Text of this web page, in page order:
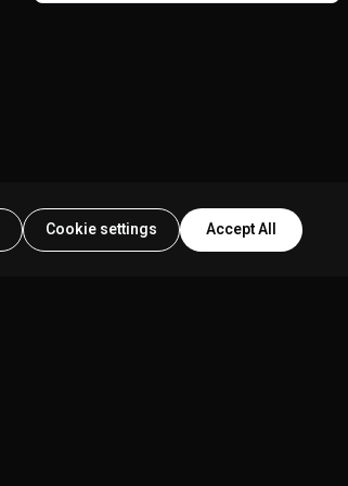
Accept All
Cookie settings